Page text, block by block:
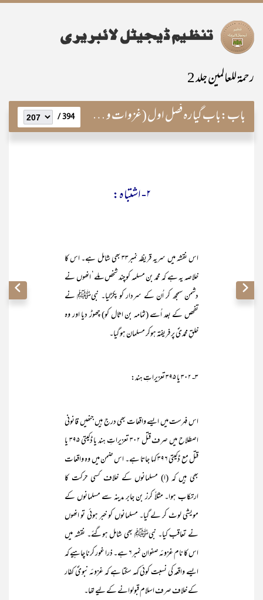
رحمۃ للعالمین جلد 2
باب:باب گیارہ فصل اول (غزوات و سرایا) 394 /
۲- اشتباہ:
اس نقشہ میں سریہ قریظہ نمبر۳۳ بھی شامل ہے۔ اس کا
خلاصہ یہ ہے کہ محمد بن مسلمہ کوچند شخص ملے‘ انھوں نے
دشمن سمجھ کر اُن کے سردار کو پکڑلیا۔ نبیﷺ نے
تفحص کے بعد اُسے (ثمامہ بن اثال کو) چھوڑ دیا اور وہ
خلقِ محمدیؐ پر فریفتہ ہوکر مسلمان ہو گیا۔
۳- ۳۰۲ یا ۳۹۵ تعزیراتِ ہند:
اس فہرست میں ایسے واقعات بھی درج ہیں جنھیں قانونی
اصطلاح میں صرف قتل ۳۰۲ تعزیراتِ ہند یا ڈکیتی ۳۹۵ یا
قتل مع ڈکیتی ۳۹۶ کہا جاتا ہے۔ اس ضمن میں وہ واقعات
بھی ہیں کہ (ا) مسلمانوں کے خلاف کسی حرکت کا
ارتکاب ہوا۔ مثلاً کرز بن جابر مدینہ سے مسلمانوں کے
مویشی لوٹ کر لے گیا۔ مسلمانوں کو خبر ہوئی تو انھوں
نے تعاقب کیا۔ نبیﷺ بھی شامل ہوگئے۔ نقشہ میں
اس کا نام غزوئہ صفوان نمبر۶ ہے۔ ذرا غور کرنا چاہیے کہ
ایسے واقعہ کی نسبت کوئی کہہ سکتا ہے کہ غزوئہ نبویؐ کفار
کے خلاف صرف اسلام قبولوانے کے لیے تھا۔